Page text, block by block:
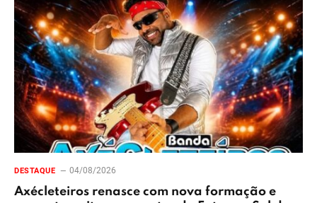
DESTAQUE 04/08/2026
Axécleteiros renasce com nova formação e